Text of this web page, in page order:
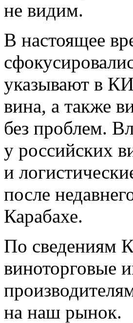
не видим.
В настоящее
указывают в
вина, а также
без проблем.
у российских
и
после
Карабахе.
По сведениям
виноторговые
на наш рынок.